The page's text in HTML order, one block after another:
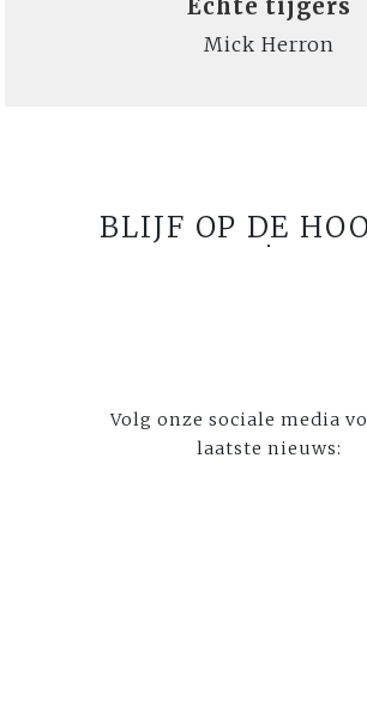
Echte tijgers
Mick Herron
BLIJF OP DE
Volg onze sociale media
laatste nieuws: